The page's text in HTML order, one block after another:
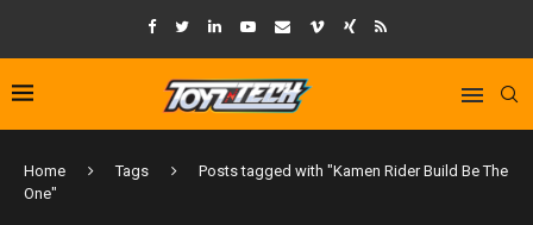
Home Tags
Posts tagged with "Kamen Rider Build Be The
One"